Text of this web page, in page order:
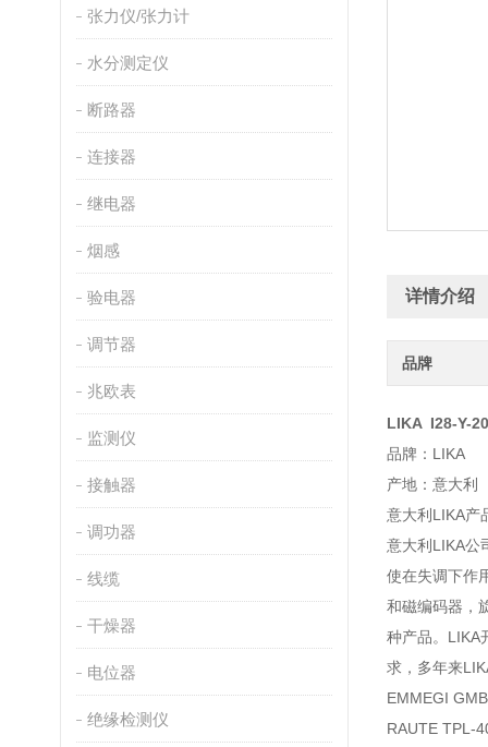
张力仪/张力计
水分测定仪
断路器
连接器
继电器
烟感
验电器
调节器
兆欧表
监测仪
接触器
调功器
线缆
干燥器
电位器
绝缘检测仪
详情介绍
品牌
LIKA I28-Y-
品牌：LIKA
产地：意大利
意大利LIKA产
意大利LIKA公
使在失调下作
和磁编码器，
种产品。LIKA
求，多年来
EMMEGI
RAUTE TPL-